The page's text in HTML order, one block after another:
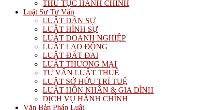
THỦ TỤC HÀNH CHÍNH
Luật Sư Tư Vấn
LUẬT DÂN SỰ
LUẬT HÌNH SỰ
LUẬT DOANH NGHIỆP
LUẬT LAO ĐỘNG
LUẬT ĐẤT ĐAI
LUẬT THƯƠNG MẠI
TƯ VẤN LUẬT THUẾ
LUẬT SỞ HỮU TRÍ TUỆ
LUẬT HÔN NHÂN & GIA ĐÌNH
DỊCH VỤ HÀNH CHÍNH
Văn Bản Pháp Luật